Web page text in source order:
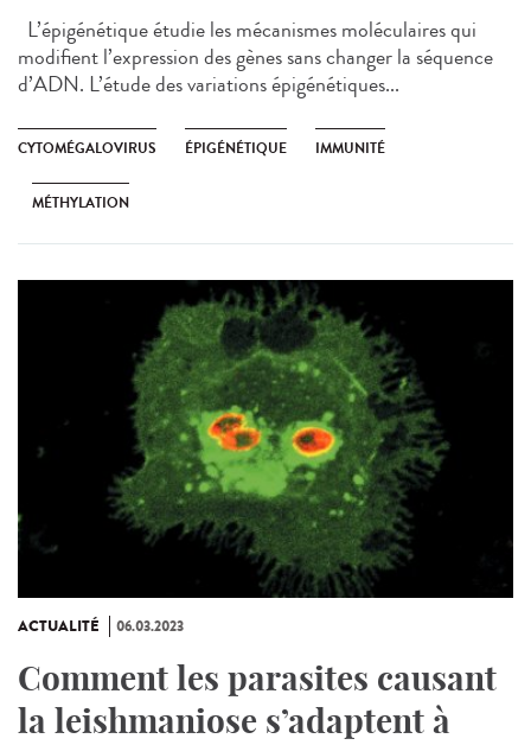
L’épigénétique étudie les mécanismes moléculaires qui
modifient l’expression des gènes sans changer la séquence
d’ADN. L’étude des variations épigénétiques...
CYTOMÉGALOVIRUS ÉPIGÉNÉTIQUE IMMUNITÉ
MÉTHYLATION
ACTUALITÉ 06.03.2023
Comment les parasites causant
la leishmaniose s’adaptent à